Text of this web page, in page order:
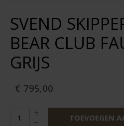
SVEND
BEAR CLUB
GRIJS
€ 795,00
TOEVOEGEN